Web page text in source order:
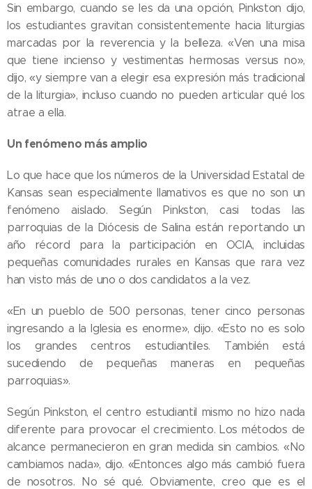
Sin embargo, cuando se les da una opción, Pinkston dijo,
los estudiantes gravitan consistentemente hacia liturgias
marcadas por la reverencia y la belleza. «Ven una misa
que tiene incienso y vestimentas hermosas versus no»,
dijo, «y siempre van a elegir esa expresión más tradicional
de la liturgia», incluso cuando no pueden articular qué los
atrae a ella.
Un fenómeno más amplio
Lo que hace que los números de la Universidad Estatal de
Kansas sean especialmente llamativos es que no son un
fenómeno aislado. Según Pinkston, casi todas las
parroquias de la Diócesis de Salina están reportando un
año récord para la participación en OCIA, incluidas
pequeñas comunidades rurales en Kansas que rara vez
han visto más de uno o dos candidatos a la vez.
«En un pueblo de 500 personas, tener cinco personas
ingresando a la Iglesia es enorme», dijo. «Esto no es solo
los grandes centros estudiantiles. También está
sucediendo de pequeñas maneras en pequeñas
parroquias».
Según Pinkston, el centro estudiantil mismo no hizo nada
diferente para provocar el crecimiento. Los métodos de
alcance permanecieron en gran medida sin cambios. «No
cambiamos nada», dijo. «Entonces algo más cambió fuera
de nosotros. No sé qué. Obviamente, creo que es el